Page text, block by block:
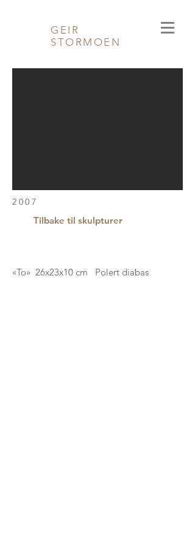
GEIR
STORMOEN
2007
Tilbake til skulpturer
«To» 26x23x10 cm Polert diabas